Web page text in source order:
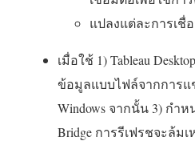
แปลงแต่ละการเชื่
เมื่อใช้ 1) Tableau
ข้อมูลแบบไฟล์จากการแ
Windows จากนั้น 3) กำ
Bridge การรีเฟรชจะล้